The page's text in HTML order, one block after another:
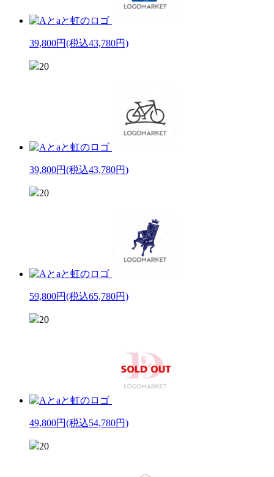
39,800円(税込43,780円)
20
39,800円(税込43,780円)
20
59,800円(税込65,780円)
20
49,800円(税込54,780円)
20